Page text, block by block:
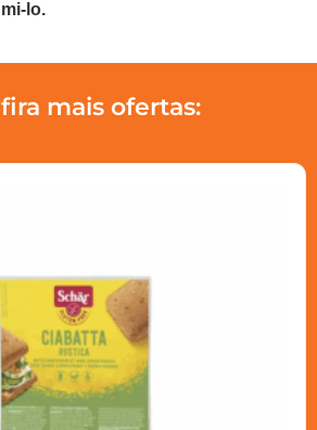
lo.
mais ofertas: